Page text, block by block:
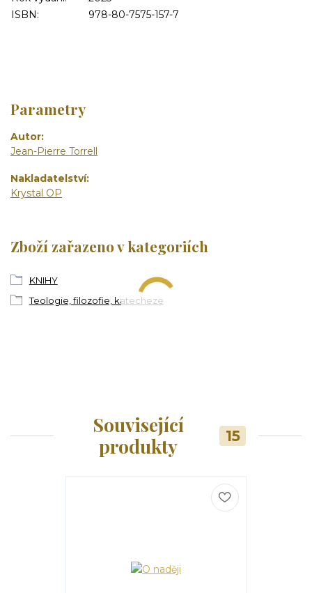
ISBN:
978-80-7575-157-7
Parametry
Autor
Jean-Pierre Torrell
Nakladatelství
Krystal OP
Zboží zařazeno v kategoriích
KNIHY
Teologie, filozofie, katecheze
Související
produkty
15